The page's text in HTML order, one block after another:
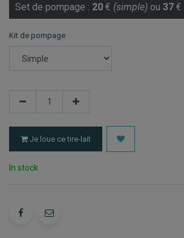
Set de pompage : 20 € (simple) ou 37 €
Kit de pompage
Je loue ce tire-lait
In stock